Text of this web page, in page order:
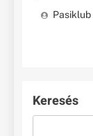
Pasiklub
Keresés